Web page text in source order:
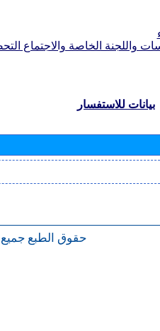
واللجنة الخاصة والاجتماع
بيانات للاستفسار
حقوق الطبع